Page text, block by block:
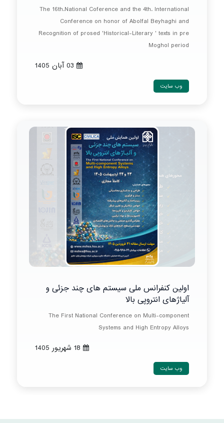
The 16th.National Coference and the 4th. International
Conference on honor of Abolfal Beyhaghi and
Recognition of prosed 'Historical-Literary ' texts in pre
Moghol period
وب سایت
اولین کنفرانس ملی سیستم های چند جزئی و
آلیاژهای انتروپی بالا
The First National Conference on Multi-component
Systems and High Entropy Alloys
وب سایت